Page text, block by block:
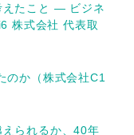
えたこと ― ビジネ
株式会社 代表取
のか（株式会社C1
られるか、40年